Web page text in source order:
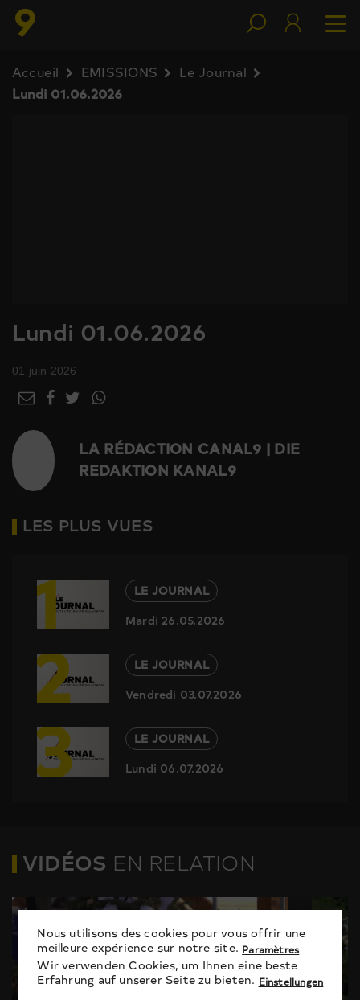
Accueil EMISSIONS
Le Journal
Lundi 01.06.2026
Lundi 01.06.2026
01 juin 2026
LA RÉDACTION CANAL9 | DIE
REDAKTION KANAL9
LES PLUS VUES
1
LE JOURNAL
Mardi 26.05.2026
2
LE JOURNAL
Vendredi 03.07.2026
3
LE JOURNAL
Lundi 06.07.2026
VIDÉOS EN RELATION
Nous utilisons des cookies pour vous offrir une
meilleure expérience sur notre site. Paramètres
Wir verwenden Cookies, um Ihnen eine beste
Erfahrung auf unserer Seite zu bieten. Einstellungen